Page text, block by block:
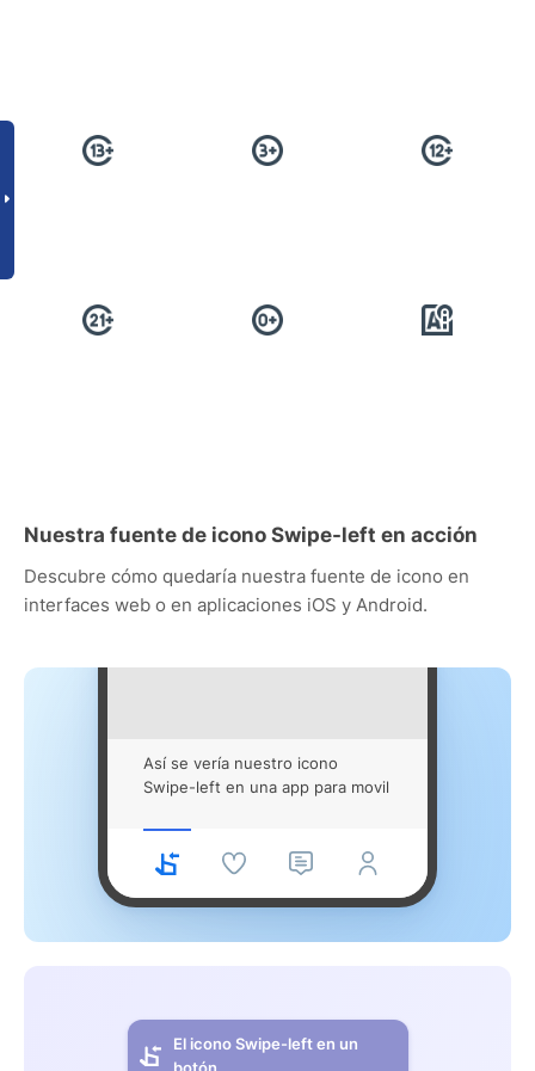
Nuestra fuente de icono Swipe-left en acción
Descubre cómo quedaría nuestra fuente de icono en
interfaces web o en aplicaciones iOS y Android.
Así se vería nuestro icono
Swipe-left en una app para movil
El icono Swipe-left en un